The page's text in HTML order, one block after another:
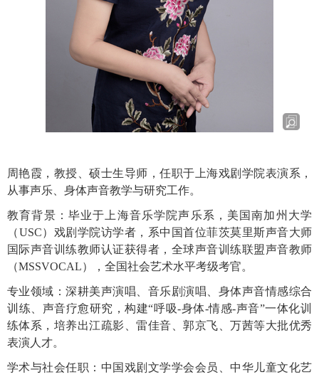
周艳霞 ， 教授、硕士生导师 ，任职于 上海戏剧学院表演系，
从事声乐、身体声音教学与研究工作。
教育背景：毕业于上海音乐学院声乐系，美国南加州大学
（USC）戏剧学院访学者，系中国首位菲茨莫里斯声音大师
国际声音训练教师认证获得者，全球声音训练联盟声音教师
（MSSVOCAL），全国社会艺术水平考级考官。
专业领域：深耕美声演唱、音乐剧演唱、身体声音情感综合
训练、声音疗愈研究，构建“呼吸-身体-情感-声音”一体化训
练体系，培养出江疏影、雷佳音、郭京飞、万茜等大批优秀
表演人才。
学术与社会任职：中国戏剧文学学会会员、中华儿童文化艺